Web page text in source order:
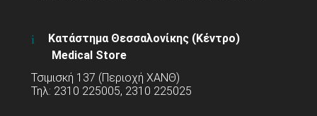
Κατάστημα Θεσσαλονίκης (Κέντρο)
Medical Store
Τσιμισκή 137 (Περιοχή ΧΑΝΘ)
Τηλ: 2310 225005, 2310 225025